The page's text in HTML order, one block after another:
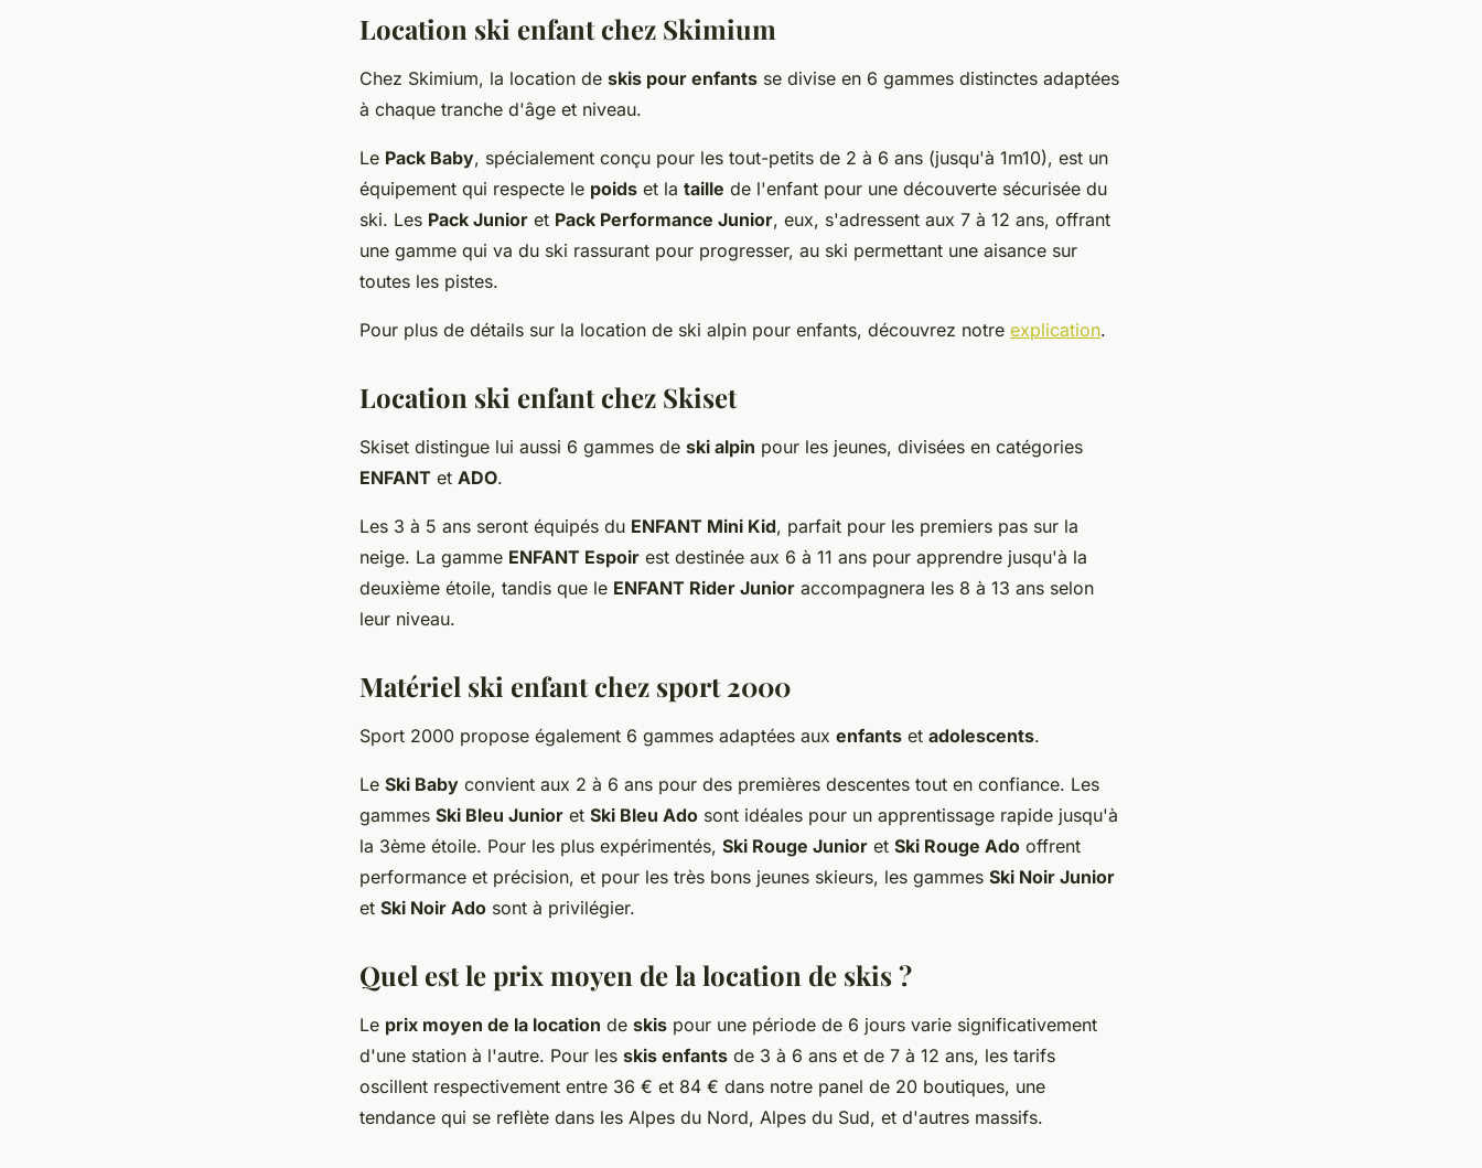
Location ski enfant chez Skimium
Chez Skimium, la location de skis pour enfants se divise en 6 gammes distinctes adaptées
à chaque tranche d'âge et niveau.
Le Pack Baby, spécialement conçu pour les tout-petits de 2 à 6 ans (jusqu'à 1m10), est un
équipement qui respecte le poids et la taille de l'enfant pour une découverte sécurisée du
ski. Les Pack Junior et Pack Performance Junior, eux, s'adressent aux 7 à 12 ans, offrant
une gamme qui va du ski rassurant pour progresser, au ski permettant une aisance sur
toutes les pistes.
Pour plus de détails sur la location de ski alpin pour enfants, découvrez notre explication.
Location ski enfant chez Skiset
Skiset distingue lui aussi 6 gammes de ski alpin pour les jeunes, divisées en catégories
ENFANT et ADO.
Les 3 à 5 ans seront équipés du ENFANT Mini Kid, parfait pour les premiers pas sur la
neige. La gamme ENFANT Espoir est destinée aux 6 à 11 ans pour apprendre jusqu'à la
deuxième étoile, tandis que le ENFANT Rider Junior accompagnera les 8 à 13 ans selon
leur niveau.
Matériel ski enfant chez sport 2000
Sport 2000 propose également 6 gammes adaptées aux enfants et adolescents.
Le Ski Baby convient aux 2 à 6 ans pour des premières descentes tout en confiance. Les
gammes Ski Bleu Junior et Ski Bleu Ado sont idéales pour un apprentissage rapide jusqu'à
la 3ème étoile. Pour les plus expérimentés, Ski Rouge Junior et Ski Rouge Ado offrent
performance et précision, et pour les très bons jeunes skieurs, les gammes Ski Noir Junior
et Ski Noir Ado sont à privilégier.
Quel est le prix moyen de la location de skis ?
Le prix moyen de la location de skis pour une période de 6 jours varie significativement
d'une station à l'autre. Pour les skis enfants de 3 à 6 ans et de 7 à 12 ans, les tarifs
oscillent respectivement entre 36 € et 84 € dans notre panel de 20 boutiques, une
tendance qui se reflète dans les Alpes du Nord, Alpes du Sud, et d'autres massifs.